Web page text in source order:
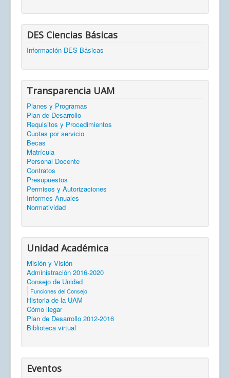
DES Ciencias Básicas
Información DES Básicas
Transparencia UAM
Planes y Programas
Plan de Desarrollo
Requisitos y Procedimientos
Cuotas por servicio
Becas
Matrícula
Personal Docente
Contratos
Presupuestos
Permisos y Autorizaciones
Informes Anuales
Normatividad
Unidad Académica
Misión y Visión
Administración 2016-2020
Consejo de Unidad
Funciones del Consejo
Historia de la UAM
Cómo llegar
Plan de Desarrollo 2012-2016
Biblioteca virtual
Eventos